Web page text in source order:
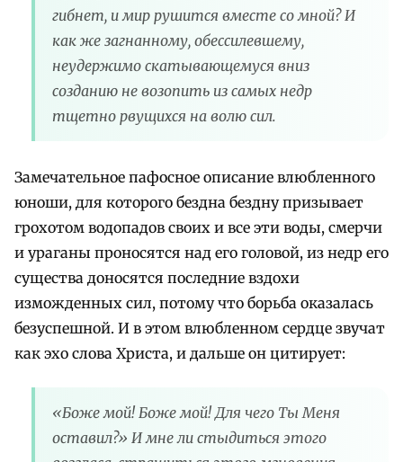
гибнет, и мир рушится вместе со мной? И
как же загнанному, обессилевшему,
неудержимо скатывающемуся вниз
созданию не возопить из самых недр
тщетно рвущихся на волю сил.
Замечательное пафосное описание влюбленного
юноши, для которого бездна бездну призывает
грохотом водопадов своих и все эти воды, смерчи
и ураганы проносятся над его головой, из недр его
существа доносятся последние вздохи
изможденных сил, потому что борьба оказалась
безуспешной. И в этом влюбленном сердце звучат
как эхо слова Христа, и дальше он цитирует:
«Боже мой! Боже мой! Для чего Ты Меня
оставил?» И мне ли стыдиться этого